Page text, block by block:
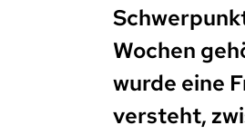
Wochen
wurde eine
versteht,